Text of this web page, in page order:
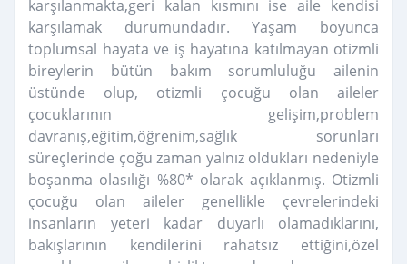
karşılanmakta,geri kalan kısmını ise aile kendisi
karşılamak durumundadır. Yaşam boyunca
toplumsal hayata ve iş hayatına katılmayan otizmli
bireylerin bütün bakım sorumluluğu ailenin
üstünde olup, otizmli çocuğu olan aileler
çocuklarının gelişim,problem
davranış,eğitim,öğrenim,sağlık sorunları
süreçlerinde çoğu zaman yalnız oldukları nedeniyle
boşanma olasılığı %80* olarak açıklanmış. Otizmli
çocuğu olan aileler genellikle çevrelerindeki
insanların yeteri kadar duyarlı olamadıklarını,
bakışlarının kendilerini rahatsız ettiğini,özel